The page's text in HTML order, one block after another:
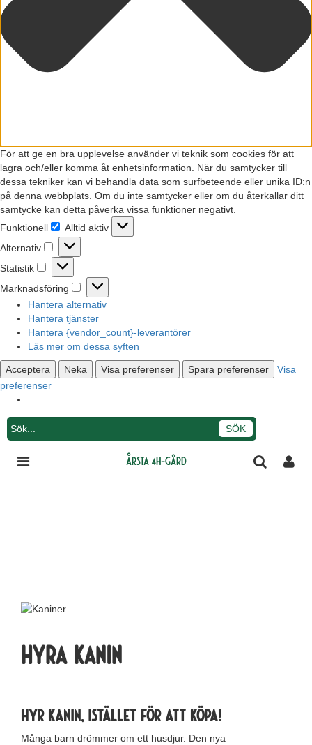
För att ge en bra upplevelse använder vi teknik som cookies för att
lagra och/eller komma åt enhetsinformation. När du samtycker till
dessa tekniker kan vi behandla data som surfbeteende eller unika ID:n
på denna webbplats. Om du inte samtycker eller om du återkallar ditt
samtycke kan detta påverka vissa funktioner negativt.
Funktionell
Funktionell
Alltid aktiv
Alternativ
Alternativ
Statistik
Statistik
Marknadsföring
Marknadsföring
Hantera alternativ
Hantera tjänster
Hantera {vendor_count}-leverantörer
Läs mer om dessa syften
Acceptera Neka Visa preferenser Spara preferenser
Visa
preferenser
Årsta 4H-gård
Hyra kanin
Hyr kanin, istället för att köpa!
Många barn drömmer om ett husdjur. Den nya